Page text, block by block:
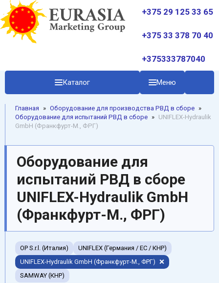
+375 29 125 33 65
+375 33 378 70 40
+375333787040
Каталог Меню
Главная » Oборудование для производства РВД в сборе »
Оборудование для испытаний РВД в сборе » UNIFLEX-Hydraulik
GmbH (Франкфурт-М., ФРГ)
Оборудование для
испытаний РВД в сборе
UNIFLEX-Hydraulik GmbH
(Франкфурт-М., ФРГ)
OP S.r.l. (Италия)
UNIFLEX (Германия / EC / КНР)
UNIFLEX-Hydraulik GmbH (Франкфурт-М., ФРГ)
SAMWAY (КНР)